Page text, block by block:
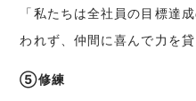
「私たちは全社員の目標達
われず、仲間に喜んで力を貸
⑤修練